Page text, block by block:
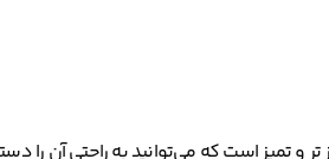
تر و تمیز است که می‌توانید به راحتی آن